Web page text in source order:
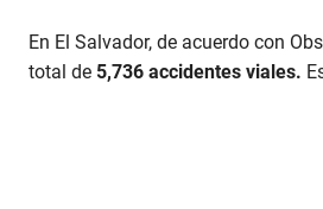
En El Salvador, de acuerdo con
total de 5,736 accidentes viales.